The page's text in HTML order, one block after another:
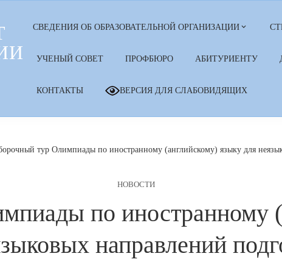
СВЕДЕНИЯ ОБ ОБРАЗОВАТЕЛЬНОЙ ОРГАНИЗАЦИИ
УЧЕНЫЙ СОВЕТ ПРОФБЮРО АБИТУРИЕНТУ
КОНТАКТЫ ВЕРСИЯ ДЛЯ СЛАБОВИДЯЩИХ
тур Олимпиады по иностранному (английскому) языку для
НОВОСТИ
по иностранному
направлений